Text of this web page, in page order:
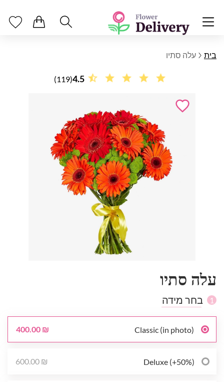
בית עלה סתיו
4.5
(119)
עלה סתיו
1 בחר מידה
Classic (in photo)
400.00 ₪
Deluxe (+50%)
600.00 ₪